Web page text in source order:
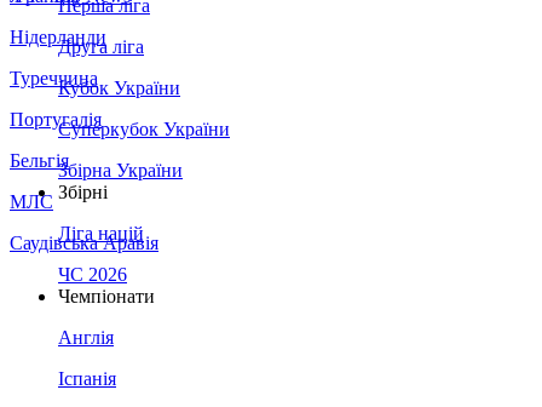
Нідерланди
Туреччина
Португалія
Бельгія
МЛС
Саудівська Аравія
Перша ліга
Друга ліга
Кубок України
Суперкубок України
Збірна України
Збірні
Ліга націй
ЧС 2026
Чемпіонати
Англія
Іспанія